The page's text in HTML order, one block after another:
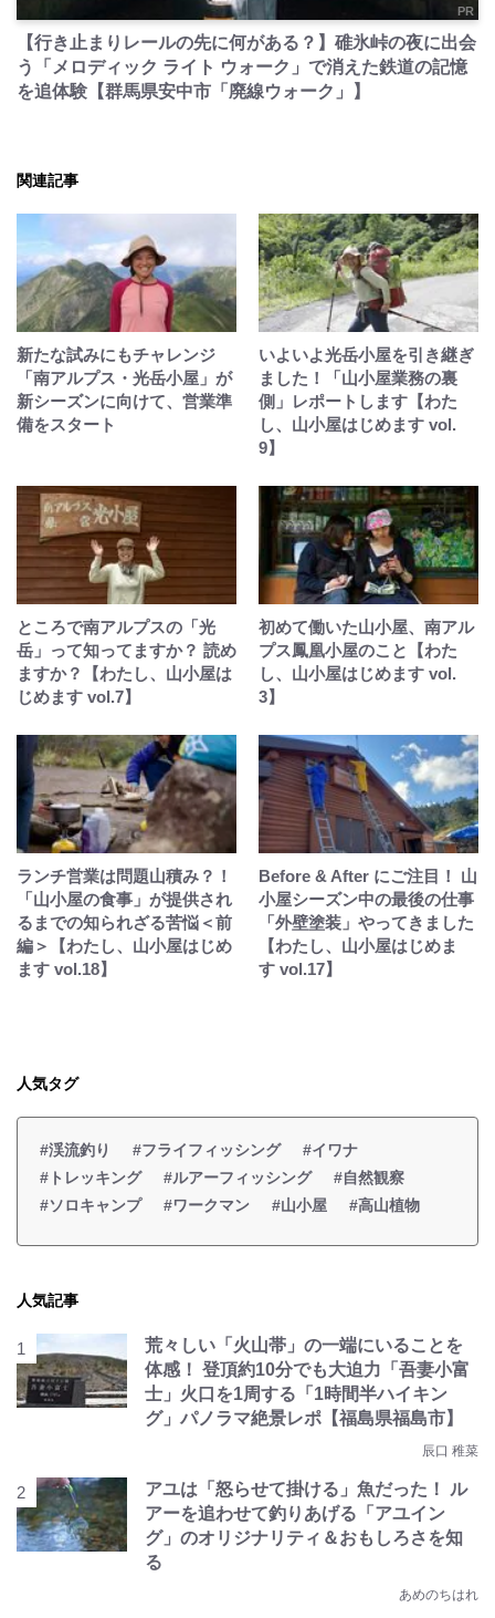
PR
【行き止まりレールの先に何がある？】碓氷峠の夜に出会
う「メロディック ライト ウォーク」で消えた鉄道の記憶
を追体験【群馬県安中市「廃線ウォーク」】
関連記事
新たな試みにもチャレンジ
「南アルプス・光岳小屋」が
新シーズンに向けて、営業準
備をスタート
いよいよ光岳小屋を引き継ぎ
ました！「山小屋業務の裏
側」レポートします【わた
し、山小屋はじめます vol.
9】
ところで南アルプスの「光
岳」って知ってますか？ 読め
ますか？【わたし、山小屋は
じめます vol.7】
初めて働いた山小屋、南アル
プス鳳凰小屋のこと【わた
し、山小屋はじめます vol.
3】
ランチ営業は問題山積み？！
「山小屋の食事」が提供され
るまでの知られざる苦悩＜前
編＞【わたし、山小屋はじめ
ます vol.18】
Before & After にご注目！ 山
小屋シーズン中の最後の仕事
「外壁塗装」やってきました
【わたし、山小屋はじめま
す vol.17】
人気タグ
#渓流釣り #フライフィッシング
#イワナ
#トレッキング
#ルアーフィッシング
#自然観察
#ソロキャンプ
#ワークマン #山小屋 #高山植物
人気記事
荒々しい「火山帯」の一端にいることを
体感！ 登頂約10分でも大迫力「吾妻小富
士」火口を1周する「1時間半ハイキン
グ」パノラマ絶景レポ【福島県福島市】
辰口 稚菜
アユは「怒らせて掛ける」魚だった！ ル
アーを追わせて釣りあげる「アユイン
グ」のオリジナリティ＆おもしろさを知
る
あめのちはれ